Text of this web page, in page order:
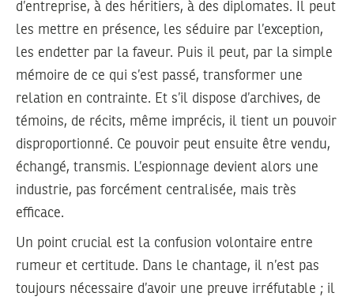
d’entreprise, à des héritiers, à des diplomates. Il peut
les mettre en présence, les séduire par l’exception,
les endetter par la faveur. Puis il peut, par la simple
mémoire de ce qui s’est passé, transformer une
relation en contrainte. Et s’il dispose d’archives, de
témoins, de récits, même imprécis, il tient un pouvoir
disproportionné. Ce pouvoir peut ensuite être vendu,
échangé, transmis. L’espionnage devient alors une
industrie, pas forcément centralisée, mais très
efficace.
Un point crucial est la confusion volontaire entre
rumeur et certitude. Dans le chantage, il n’est pas
toujours nécessaire d’avoir une preuve irréfutable ; il